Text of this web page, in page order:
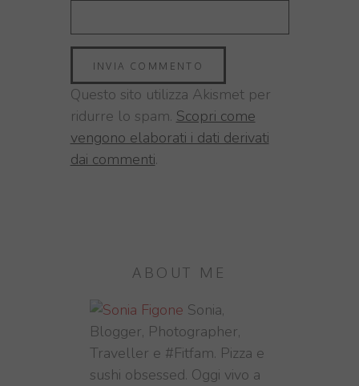
Questo sito utilizza Akismet per
ridurre lo spam. Scopri come
vengono elaborati i dati derivati
dai commenti.
ABOUT ME
Sonia,
Blogger, Photographer,
Traveller e #Fitfam. Pizza e
sushi obsessed. Oggi vivo a